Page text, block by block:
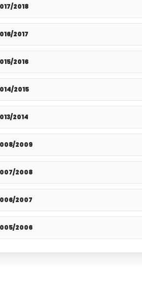
2018
2017
2016
2015
2014
2009
2008
2007
2006